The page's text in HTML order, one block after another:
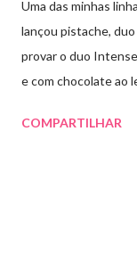
Uma das minhas
lançou pistache,
provar o duo
e com chocolate ao
medida certa ( tem
COMPARTILHAR